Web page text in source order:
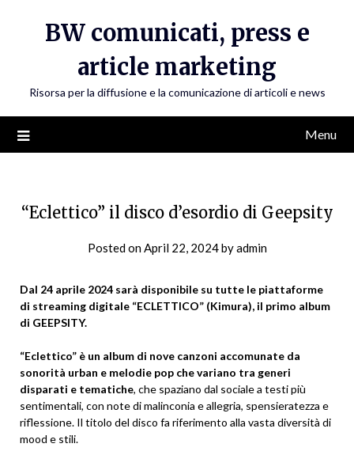
BW comunicati, press e
article marketing
Risorsa per la diffusione e la comunicazione di articoli e news
Menu
“Eclettico” il disco d’esordio di Geepsity
Posted onApril 22, 2024byadmin
Dal 24 aprile 2024 sarà disponibile su tutte le piattaforme
di streaming digitale “ECLETTICO” (Kimura), il primo album
di GEEPSITY.
“Eclettico” è un album di nove canzoni accomunate da
sonorità urban e melodie pop che variano tra generi
disparati e tematiche, che spaziano dal sociale a testi più
sentimentali, con note di malinconia e allegria, spensieratezza e
riflessione. Il titolo del disco fa riferimento alla vasta diversità di
mood e stili.